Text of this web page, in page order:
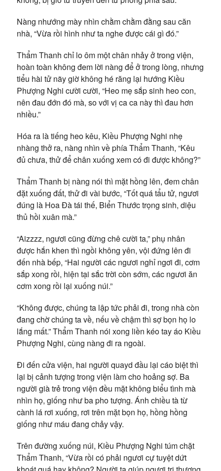
Nàng nhướng mày nhìn chằm chằm đằng sau căn
nhà, “Vừa rồi hình như ta nghe được cái gì đó.”
Thẩm Thanh chỉ lo ôm một chân nhảy ở trong viện,
hoàn toàn không đem lời nàng để ở trong lòng, nhưng
tiểu hài tử nãy giờ không hé răng lại hướng Kiều
Phượng Nghi cười cười, “Heo mẹ sắp sinh heo con,
nên đau đớn đó mà, so với vị ca ca này thì đau hơn
nhiều.”
Hóa ra là tiếng heo kêu, Kiều Phượng Nghi nhẹ
nhàng thở ra, nàng nhìn về phía Thẩm Thanh, “Kêu
đủ chưa, thử để chân xuống xem có đi được không?”
Thẩm Thanh bị nàng nói thì mặt hồng lên, đem chân
đặt xuống đất, thử đi vài bước, “Tốt quá tẩu tử, ngươi
đúng là Hoa Đà tái thế, Biển Thước trọng sinh, diệu
thủ hồi xuân mà.”
“Aizzzz, ngươi cũng đừng chê cười ta,” phụ nhân
được hắn khen thì ngồi không yên, vội đứng lên đi
đến nhà bếp, “Hai người các ngươi nghỉ ngơi đi, cơm
sắp xong rồi, hiện tại sắc trời còn sớm, các ngươi ăn
cơm xong rồi lại xuống núi.”
“Không được, chúng ta lập tức phải đi, trong nhà còn
đang chờ chúng ta về, nếu về chậm thì sợ bọn họ lo
lắng mất.” Thẩm Thanh nói xong liền kéo tay áo Kiều
Phượng Nghi, cùng nàng đi ra ngoài.
Đi đến cửa viện, hai người quayd đầu lại cáo biệt thì
lại bị cảnh tượng trong viện làm cho hoảng sợ. Ba
người già trẻ trong viện đều mặt không biểu tình mà
nhìn họ, giống như ba pho tượng. Ánh chiều tà từ
cành lá rơi xuống, rơi trên mặt bọn họ, hồng hồng
giống như máu đang chảy vậy.
Trên đường xuống núi, Kiều Phượng Nghi túm chặt
Thẩm Thanh, “Vừa rồi có phải ngươi cự tuyệt dứt